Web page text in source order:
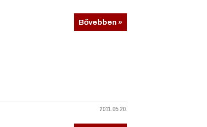
Bővebben »
2011.05.20.